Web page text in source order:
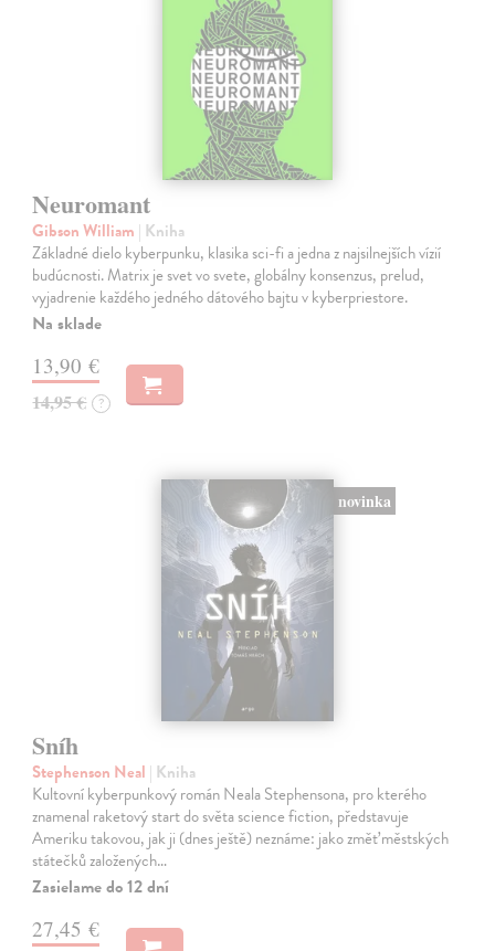
Neuromant
Gibson William | Kniha
Základné dielo kyberpunku, klasika sci-fi a jedna z najsilnejších vízií
budúcnosti. Matrix je svet vo svete, globálny konsenzus, prelud,
vyjadrenie každého jedného dátového bajtu v kyberpriestore.
Na sklade
13,90 €
14,95 € ?
novinka
Sníh
Stephenson Neal | Kniha
Kultovní kyberpunkový román Neala Stephensona, pro kterého
znamenal raketový start do světa science fiction, představuje
Ameriku takovou, jak ji (dnes ještě) neznáme: jako změť městských
státečků založených…
Zasielame do 12 dní
27,45 €